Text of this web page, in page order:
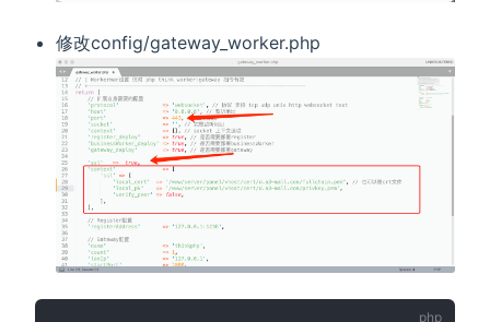
修改config/gateway_worker.php